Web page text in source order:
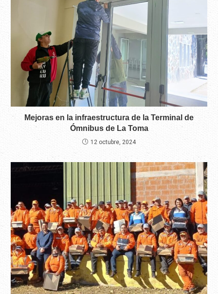
Mejoras en la infraestructura de la Terminal de
Ómnibus de La Toma
12 octubre, 2024